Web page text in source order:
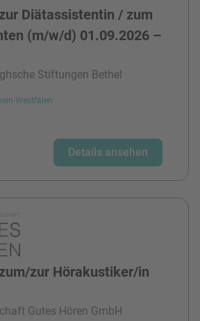
Diätassistentin / zum
(m/w/d) 01.09.2026 –
Stiftungen Bethel
Westfalen
Details ansehen
zur Hörakustiker/in
Gutes Hören GmbH